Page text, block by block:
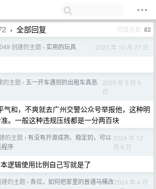
› 全部回复 回复总数 82
创建的主题 › 实用的玩具 2025 年 10 月 27 日
的主题 › 五一开车遇到的出租车真恶
2025 年 5 月 6
日
气和，不爽就去广州交警公众号举报他，这种明
。一般这种违规压线都是一分两百块
的主题 › 有没有开源成熟、稳定的，可以
程序
2024 年 12
月 6 日
逻辑使用比例自己写就是了
的主题 › 各位，如何把家里的普通马桶改2024 年 4 月